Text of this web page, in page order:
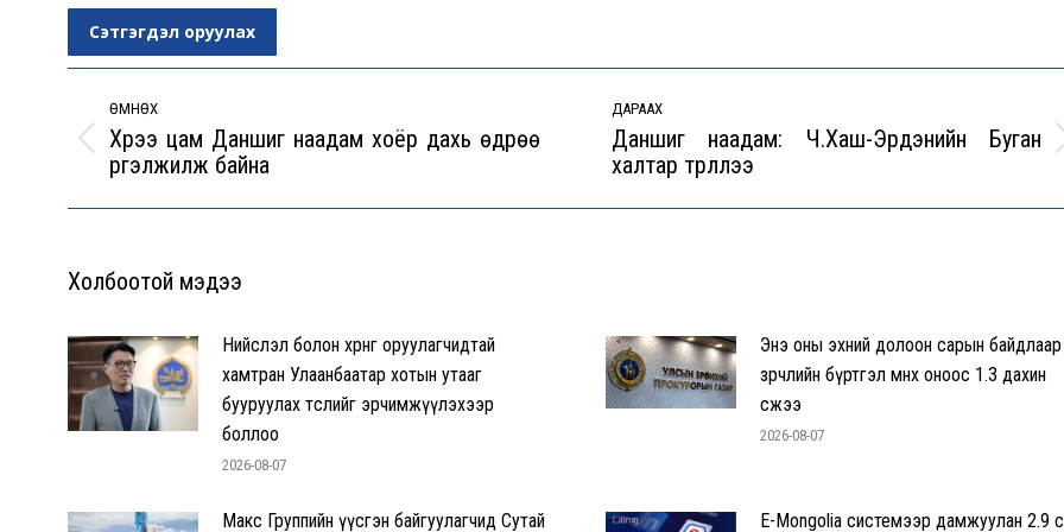
Сэтгэгдэл оруулах
navigation
ӨМНӨХ
Previous
post:
Хүрээ цам Даншиг наадам хоёр дахь өдрөө
үргэлжилж байна
ДАРААХ
Next
Даншиг наадам: Ч.Хаш-Эрдэнийн Буган
халтар түрүүллээ
Холбоотой мэдээ
Нийслэл болон хөрөнгө оруулагчидтай
хамтран Улаанбаатар хотын утааг
бууруулах төслийг эрчимжүүлэхээр
боллоо
2026-08-07
Энэ оны эхний долоон сарын байдлаар
зөрчлийн бүртгэл өмнөх оноос 1.3 дахин
өсжээ
2026-08-07
Макс Группийн үүсгэн байгуулагчид Сутай E-Mongolia системээр дамжуулан 2.9